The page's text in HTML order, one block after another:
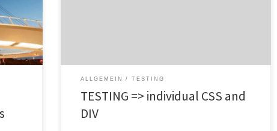
ALLGEMEIN TESTING
TESTING => individual CSS and
DIV